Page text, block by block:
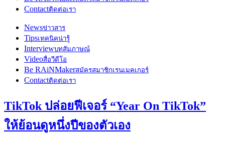
Contactติดต่อเรา
Newsข่าวสาร
Tipsเทคนิคน่ารู้
Interviewบทสัมภาษณ์
Videoสื่อวีดีโอ
Be RAiNMakerสมัครสมาชิกเรนเมคเกอร์
Contactติดต่อเรา
TikTok ปล่อยฟีเจอร์ “Year On TikTok”
ให้ย้อนดูหนึ่งปีของตัวเอง